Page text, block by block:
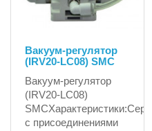
Вакуум-регулятор
(IRV20-LC08) SMC
Вакуум-регулятор
(IRV20-LC08)
SMCХарактеристики:Серия
с присоединениями